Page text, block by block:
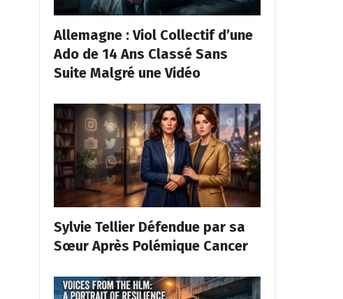
Allemagne : Viol Collectif d’une
Ado de 14 Ans Classé Sans
Suite Malgré une Vidéo
Sylvie Tellier Défendue par sa
Sœur Après Polémique Cancer